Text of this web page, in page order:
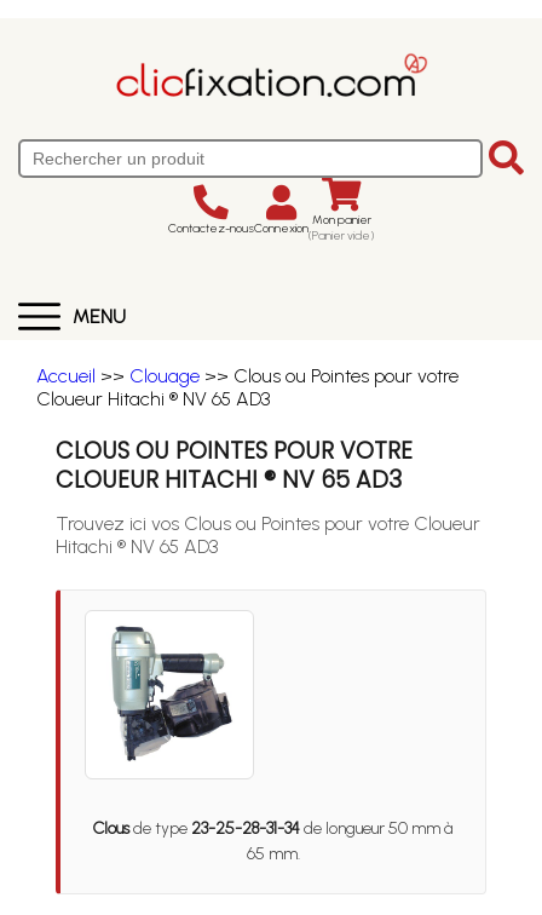
Contactez-nousConnexion Mon panier
(Panier vide)
MENU
Accueil >> Clouage >> Clous ou Pointes pour votre
Cloueur Hitachi ® NV 65 AD3
CLOUS OU POINTES POUR VOTRE
CLOUEUR HITACHI ® NV 65 AD3
Trouvez ici vos Clous ou Pointes pour votre Cloueur
Hitachi ® NV 65 AD3
Clousde type 23-25-28-31-34de longueur 50 mm à
65 mm.